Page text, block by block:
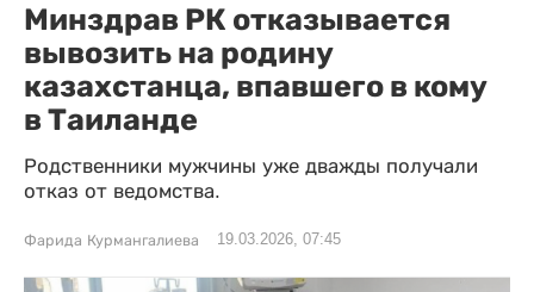
Минздрав РК отказывается
вывозить на родину
казахстанца, впавшего в кому
в Таиланде
Родственники мужчины уже дважды получали
отказ от ведомства.
Фарида Курмангалиева 19.03.2026, 07:45